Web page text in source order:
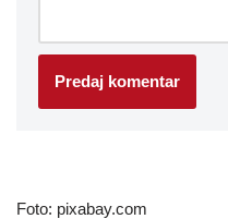
Foto: pixabay.com